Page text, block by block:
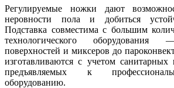
Регулируемые ножки дают
неровности пола и добиться
Подставка совместима с большим
технологического
поверхностей и миксеров до
изготавливаются с учетом
предъявляемых к
оборудованию.